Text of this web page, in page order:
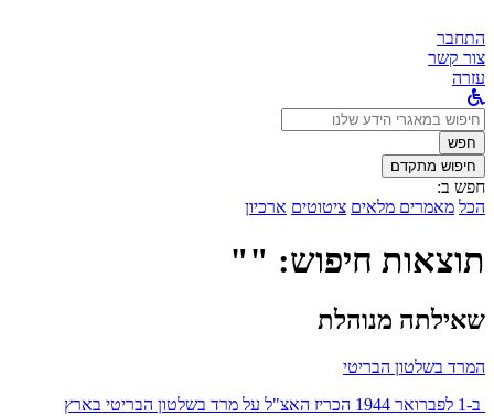
התחבר
צור קשר
עזרה
לחפש
ב:חפש
חיפוש מתקדם
חפש ב:
הכל מאמרים מלאים ציטוטים ארכיון
תוצאות חיפוש: ""
שאילתה מנוהלת
המרד בשלטון הבריטי
ב-1 לפברואר 1944 הכריז האצ"ל על מרד בשלטון הבריטי בארץ